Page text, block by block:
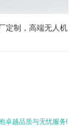
定制，高端无人机
卓越品质与无忧服务!